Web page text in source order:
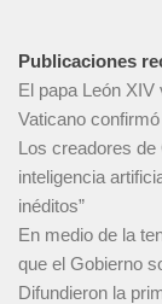
Publicaciones
El papa León XIV
Vaticano
Los creadores
inteligencia
inéditos”
En medio de la
que el Gobierno
Difundieron la